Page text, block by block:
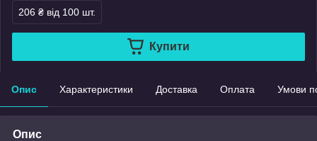
206 ₴ від 100 шт.
Купити
Опис Характеристики Доставка Оплата Умови
Опис